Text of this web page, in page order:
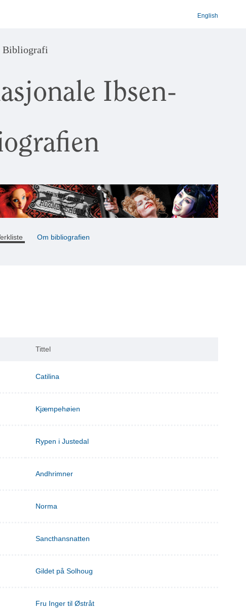
English
Bibliografi
Ibsen-
Om bibliografien
Tittel
Catilina
Kjæmpehøien
Rypen i Justedal
Andhrimner
Norma
Sancthansnatten
Gildet på Solhoug
Fru Inger til Østråt